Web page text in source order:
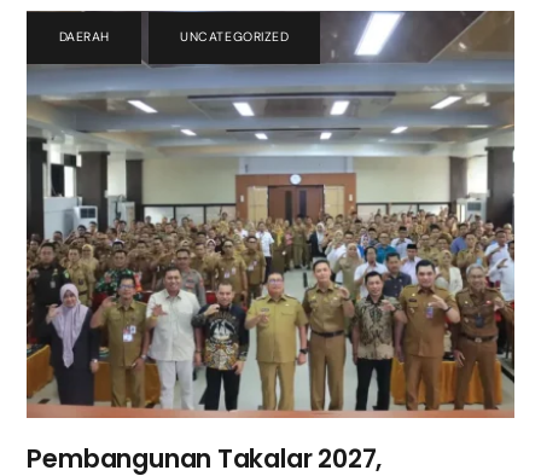
DAERAH UNCATEGORIZED
Pembangunan Takalar 2027,